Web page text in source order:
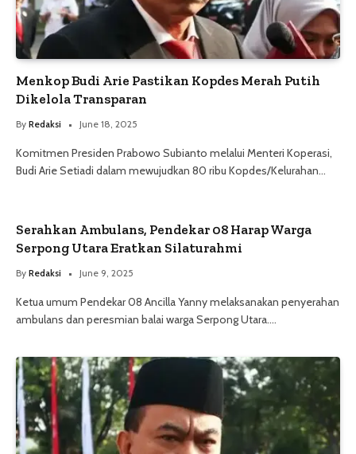
Menkop Budi Arie Pastikan Kopdes Merah Putih
Dikelola Transparan
By Redaksi June 18, 2025
Komitmen Presiden Prabowo Subianto melalui Menteri Koperasi,
Budi Arie Setiadi dalam mewujudkan 80 ribu Kopdes/Kelurahan…
Serahkan Ambulans, Pendekar 08 Harap Warga
Serpong Utara Eratkan Silaturahmi
By Redaksi June 9, 2025
Ketua umum Pendekar 08 Ancilla Yanny melaksanakan penyerahan
ambulans dan peresmian balai warga Serpong Utara.…